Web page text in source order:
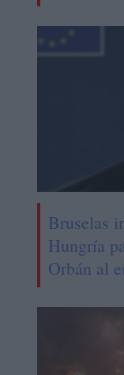
Bruselas
Hungría
Orbán al